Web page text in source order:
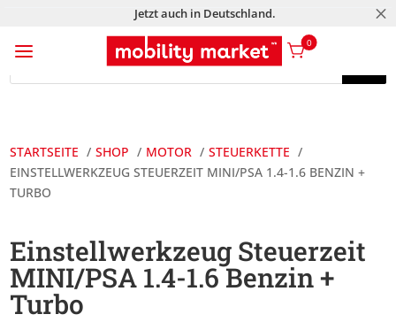
Jetzt auch in Deutschland. M
a 0
Products
Products
STARTSEITE SHOP MOTOR
STEUERKETTE
EINSTELLWERKZEUG STEUERZEIT MINI/PSA 1.4-1.6 BENZIN +
TURBO
Einstellwerkzeug Steuerzeit
MINI/PSA 1.4-1.6 Benzin +
Turbo